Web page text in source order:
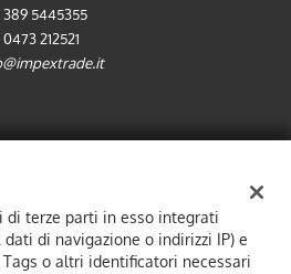
389 5445355
212521
Merano (BZ)
terze parti in esso integrati
di navigazione o indirizzi IP) e
o altri identificatori necessari